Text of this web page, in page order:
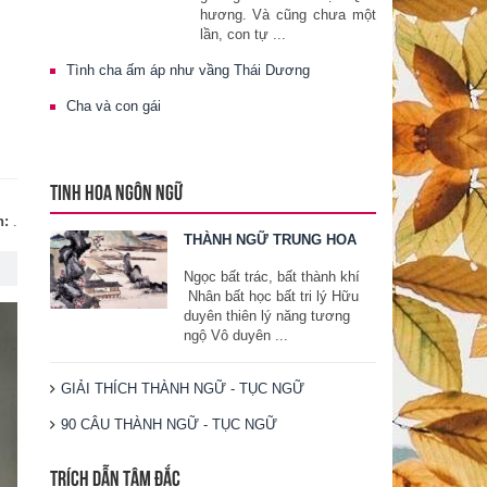
.
hương. Và cũng chưa một
lần, con tự ...
Tình cha ấm áp như vầng Thái Dương
Cha và con gái
TINH HOA NGÔN NGỮ
THÀNH NGỮ TRUNG HOA
Ngọc bất trác, bất thành khí
Nhân bất học bất tri lý Hữu
duyên thiên lý năng tương
ngộ Vô duyên ...
GIẢI THÍCH THÀNH NGỮ - TỤC NGỮ
90 CÂU THÀNH NGỮ - TỤC NGỮ
TRÍCH DẪN TÂM ĐẮC